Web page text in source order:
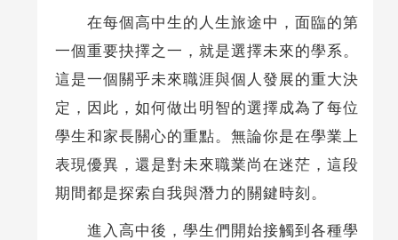
在每個高中生的人生旅途中，面臨的第
一個重要抉擇之一，就是選擇未來的學系。
這是一個關乎未來職涯與個人發展的重大決
定，因此，如何做出明智的選擇成為了每位
學生和家長關心的重點。無論你是在學業上
表現優異，還是對未來職業尚在迷茫，這段
期間都是探索自我與潛力的關鍵時刻。
進入高中後，學生們開始接觸到各種學